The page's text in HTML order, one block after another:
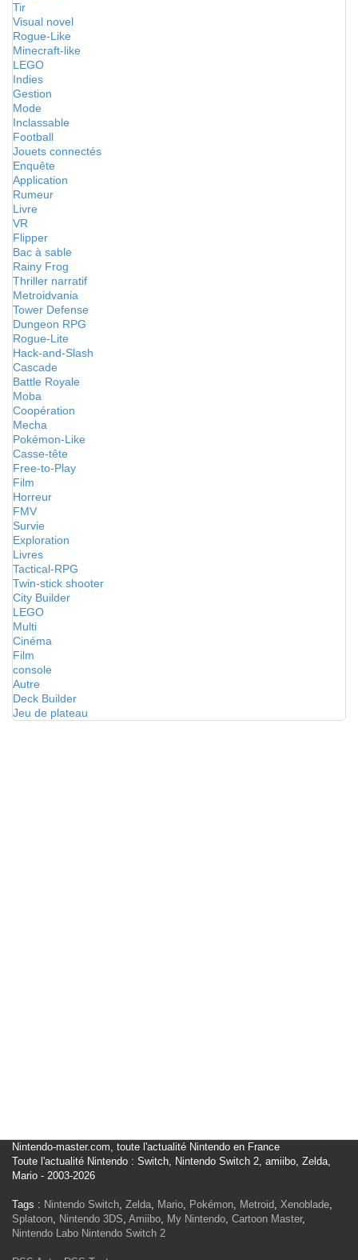
Tir
Visual novel
Rogue-Like
Minecraft-like
LEGO
Indies
Gestion
Mode
Inclassable
Football
Jouets connectés
Enquête
Application
Rumeur
Livre
VR
Flipper
Bac à sable
Rainy Frog
Thriller narratif
Metroidvania
Tower Defense
Dungeon RPG
Rogue-Lite
Hack-and-Slash
Cascade
Battle Royale
Moba
Coopération
Mecha
Pokémon-Like
Casse-tête
Free-to-Play
Film
Horreur
FMV
Survie
Exploration
Livres
Tactical-RPG
Twin-stick shooter
City Builder
LEGO
Multi
Cinéma
Film
console
Autre
Deck Builder
Jeu de plateau
Nintendo-master.com, toute l'actualité Nintendo en France
Toute l'actualité Nintendo : Switch, Nintendo Switch 2, amiibo, Zelda,
Mario - 2003-2026
Tags : Nintendo Switch, Zelda, Mario, Pokémon, Metroid, Xenoblade,
Splatoon, Nintendo 3DS, Amiibo, My Nintendo, Cartoon Master,
Nintendo Labo Nintendo Switch 2